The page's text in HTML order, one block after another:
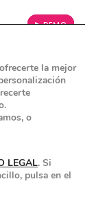
▶ DEMO
la mejor
o
LEGAL. Si
pulsa en el